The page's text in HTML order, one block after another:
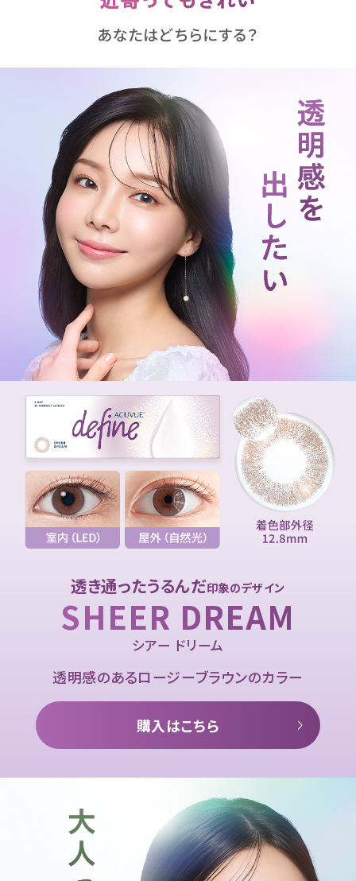
透き通ったうるんだ印象のデザイン
SHEER DREAM
シアー ドリーム
透明感のあるロージーブラウンのカラー
購入はこちら